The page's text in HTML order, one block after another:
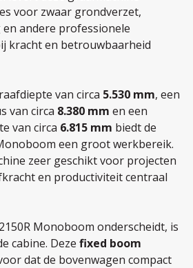
voor zwaar grondverzet,
andere professionele
kracht en betrouwbaarheid
van circa 5.530 mm, een
van circa 8.380 mm en een
van circa 6.815 mm biedt de
een groot werkbereik.
zeer geschikt voor projecten
en productiviteit centraal
Monoboom onderscheidt, is
cabine. Deze fixed boom
dat de bovenwagen compact